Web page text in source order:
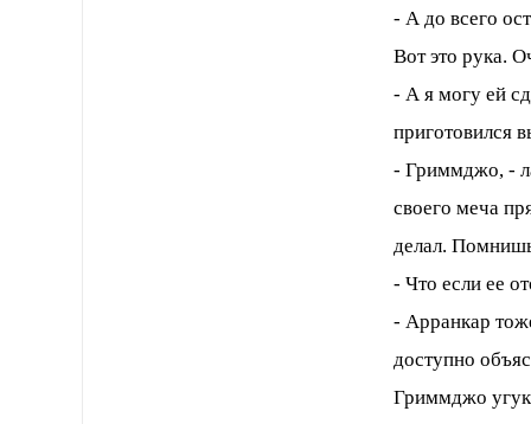
- А до всего
Вот это рука.
- А я могу ей
приготовился
- Гриммджо, -
своего меча
делал.
- Что если ее
- Арранкар
доступно
Гриммджо